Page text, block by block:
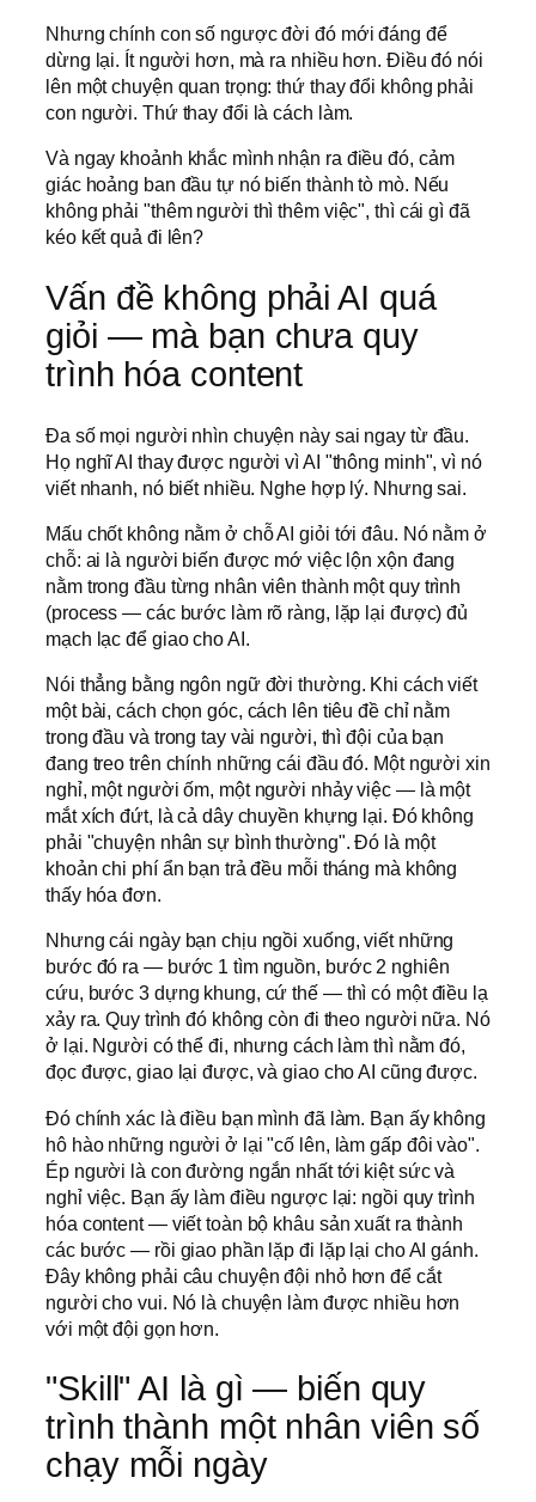
Nhưng chính con số ngược đời đó mới đáng để
dừng lại. Ít người hơn, mà ra nhiều hơn. Điều đó nói
lên một chuyện quan trọng: thứ thay đổi không phải
con người. Thứ thay đổi là cách làm.
Và ngay khoảnh khắc mình nhận ra điều đó, cảm
giác hoảng ban đầu tự nó biến thành tò mò. Nếu
không phải "thêm người thì thêm việc", thì cái gì đã
kéo kết quả đi lên?
Vấn đề không phải AI quá
giỏi — mà bạn chưa quy
trình hóa content
Đa số mọi người nhìn chuyện này sai ngay từ đầu.
Họ nghĩ AI thay được người vì AI "thông minh", vì nó
viết nhanh, nó biết nhiều. Nghe hợp lý. Nhưng sai.
Mấu chốt không nằm ở chỗ AI giỏi tới đâu. Nó nằm ở
chỗ: ai là người biến được mớ việc lộn xộn đang
nằm trong đầu từng nhân viên thành một quy trình
(process — các bước làm rõ ràng, lặp lại được) đủ
mạch lạc để giao cho AI.
Nói thẳng bằng ngôn ngữ đời thường. Khi cách viết
một bài, cách chọn góc, cách lên tiêu đề chỉ nằm
trong đầu và trong tay vài người, thì đội của bạn
đang treo trên chính những cái đầu đó. Một người xin
nghỉ, một người ốm, một người nhảy việc — là một
mắt xích đứt, là cả dây chuyền khựng lại. Đó không
phải "chuyện nhân sự bình thường". Đó là một
khoản chi phí ẩn bạn trả đều mỗi tháng mà không
thấy hóa đơn.
Nhưng cái ngày bạn chịu ngồi xuống, viết những
bước đó ra — bước 1 tìm nguồn, bước 2 nghiên
cứu, bước 3 dựng khung, cứ thế — thì có một điều lạ
xảy ra. Quy trình đó không còn đi theo người nữa. Nó
ở lại. Người có thể đi, nhưng cách làm thì nằm đó,
đọc được, giao lại được, và giao cho AI cũng được.
Đó chính xác là điều bạn mình đã làm. Bạn ấy không
hô hào những người ở lại "cố lên, làm gấp đôi vào".
Ép người là con đường ngắn nhất tới kiệt sức và
nghỉ việc. Bạn ấy làm điều ngược lại: ngồi quy trình
hóa content — viết toàn bộ khâu sản xuất ra thành
các bước — rồi giao phần lặp đi lặp lại cho AI gánh.
Đây không phải câu chuyện đội nhỏ hơn để cắt
người cho vui. Nó là chuyện làm được nhiều hơn
với một đội gọn hơn.
"Skill" AI là gì — biến quy
trình thành một nhân viên số
chạy mỗi ngày